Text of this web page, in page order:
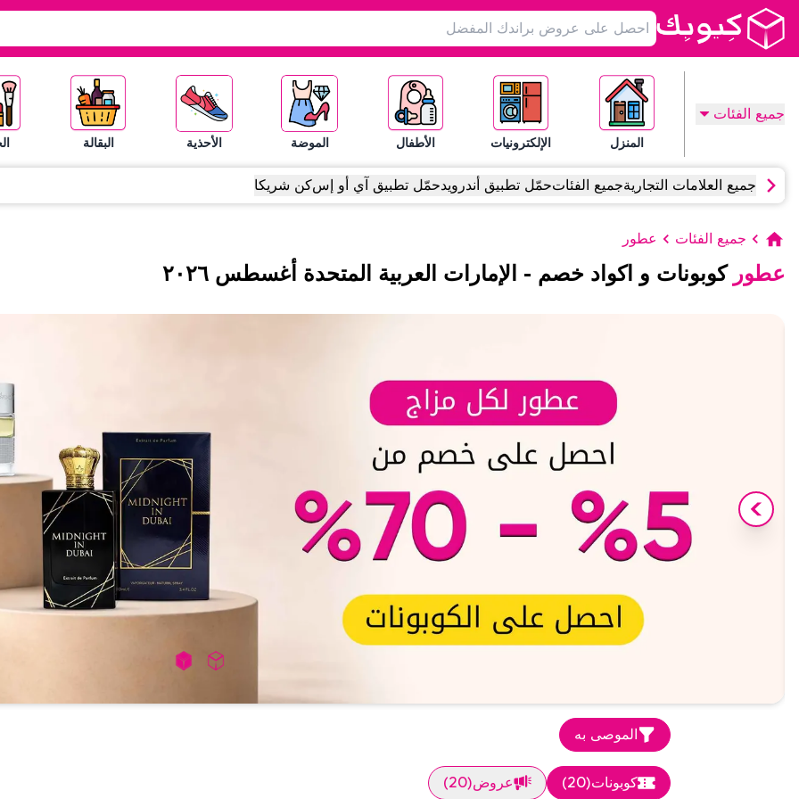
جميع الفئات
المنزل الإلكترونيات الأطفال الموضة الأحذية البقالة
جميع العلامات التجاريةجميع الفئاتحمّل تطبيق أندرويدحمّل تطبيق آي أو إسكن شريكا
جميع الفئات عطور
عطور كوبونات و اكواد خصم - الإمارات العربية المتحدة أغسطس ٢٠٢٦
الموصى به
كوبونات(
20
) عروض(
20
)